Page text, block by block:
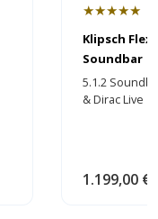
★★★★★
Klipsch
Soundbar
5.1.2
& Dirac Live
1.199,00 €